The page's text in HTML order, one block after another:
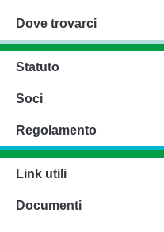
Dove trovarci
Statuto
Soci
Regolamento
Link utili
Documenti